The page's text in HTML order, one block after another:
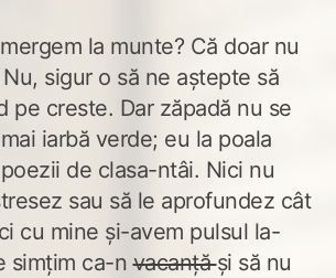
la munte? Că doar nu
sigur o să ne aștepte să
pe creste. Dar zăpadă nu se
iarbă verde; eu la poala
de clasa-ntâi. Nici nu
sau să le aprofundez cât
cu mine și-avem pulsul la-
simțim ca-nvacanțăși să nu